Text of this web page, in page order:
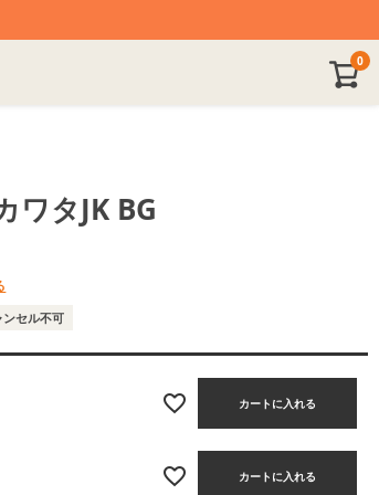
0
ワタJK BG
ンセル不可
カートに入れる
カートに入れる